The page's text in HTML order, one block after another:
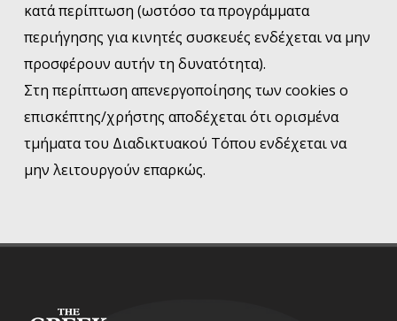
κατά περίπτωση (ωστόσο τα προγράμματα
περιήγησης για κινητές συσκευές ενδέχεται να μην
προσφέρουν αυτήν τη δυνατότητα).
Στη περίπτωση απενεργοποίησης των cookies ο
επισκέπτης/χρήστης αποδέχεται ότι ορισμένα
τμήματα του Διαδικτυακού Τόπου ενδέχεται να
μην λειτουργούν επαρκώς.